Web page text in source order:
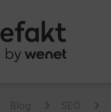
Blog SEO